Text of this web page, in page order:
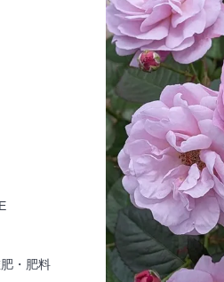
・肥料